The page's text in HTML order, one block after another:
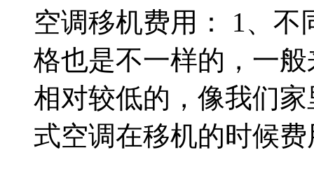
空调移机费用： 1、
格也是不一样的，一
相对较低的，像我们
式空调在移机的时候